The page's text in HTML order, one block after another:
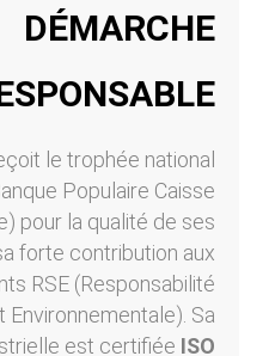
DÉMARCHE
le trophée national
Populaire Caisse
pour la qualité de ses
forte contribution aux
RSE (Responsabilité
Environnementale). Sa
est certifiée ISO